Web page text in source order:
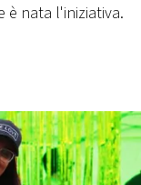
è nata l'iniziativa.